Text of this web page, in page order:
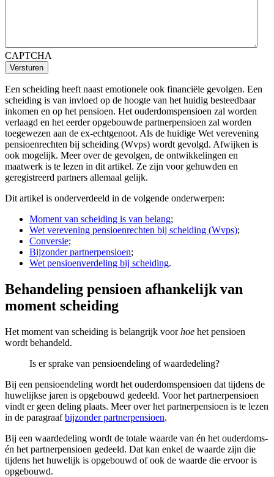
CAPTCHA
Versturen
Een scheiding heeft naast emotionele ook financiële gevolgen. Een
scheiding is van invloed op de hoogte van het huidig besteedbaar
inkomen en op het pensioen. Het ouderdomspensioen zal worden
verlaagd en het eerder opgebouwde partnerpensioen zal worden
toegewezen aan de ex-echtgenoot. Als de huidige Wet verevening
pensioenrechten bij scheiding (Wvps) wordt gevolgd. Afwijken is
ook mogelijk. Meer over de gevolgen, de ontwikkelingen en
maatwerk is te lezen in dit artikel. Ze zijn voor gehuwden en
geregistreerd partners allemaal gelijk.
Dit artikel is onderverdeeld in de volgende onderwerpen:
Moment van scheiding is van belang;
Wet verevening pensioenrechten bij scheiding (Wvps);
Conversie;
Bijzonder partnerpensioen;
Wet pensioenverdeling bij scheiding.
Behandeling pensioen afhankelijk van
moment scheiding
Het moment van scheiding is belangrijk voorhoe het pensioen
wordt behandeld.
Is er sprake van pensioendeling of waardedeling?
Bij een pensioendeling wordt het ouderdomspensioen dat tijdens de
huwelijkse jaren is opgebouwd gedeeld. Voor het partnerpensioen
vindt er geen deling plaats. Meer over het partnerpensioen is te lezen
in de paragraafbijzonder partnerpensioen.
Bij een waardedeling wordt de totale waarde van én het ouderdoms-
én het partnerpensioen gedeeld. Dat kan enkel de waarde zijn die
tijdens het huwelijk is opgebouwd of ook de waarde die ervoor is
opgebouwd.